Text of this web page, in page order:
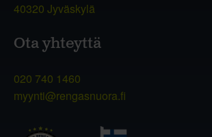
40320 Jyväskylä
Ota yhteyttä
020 740 1460
myynti@rengasnuora.fi